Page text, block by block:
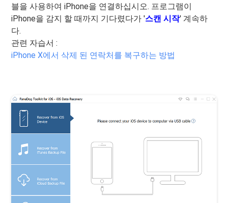
블을 사용하여 iPhone을 연결하십시오. 프로그램이
iPhone을 감지 할 때까지 기다렸다가 '스캔 시작' 계속하
다.
관련 자습서 :
iPhone X에서 삭제 된 연락처를 복구하는 방법